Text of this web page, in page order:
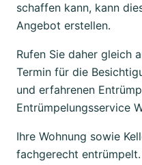
schaffen kann, kann
Angebot erstellen.
Rufen Sie daher gleich
Termin für die
und erfahrenen
Entrümpelungsservice
Ihre Wohnung sowie
fachgerecht entrümpelt.